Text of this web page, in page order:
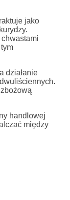
jako
działanie
handlowej
między